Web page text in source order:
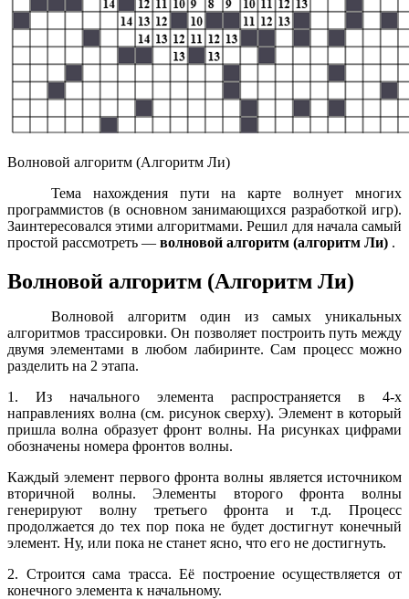
Волновой алгоритм (Алгоритм Ли)
Тема нахождения пути на карте волнует многих
программистов (в основном занимающихся разработкой игр).
Заинтересовался этими алгоритмами. Решил для начала самый
простой рассмотреть — волновой алгоритм (алгоритм Ли) .
Волновой алгоритм (Алгоритм Ли)
Волновой алгоритм один из самых уникальных
алгоритмов трассировки. Он позволяет построить путь между
двумя элементами в любом лабиринте. Сам процесс можно
разделить на 2 этапа.
1. Из начального элемента распространяется в 4-х
направлениях волна (см. рисунок сверху). Элемент в который
пришла волна образует фронт волны. На рисунках цифрами
обозначены номера фронтов волны.
Каждый элемент первого фронта волны является источником
вторичной волны. Элементы второго фронта волны
генерируют волну третьего фронта и т.д. Процесс
продолжается до тех пор пока не будет достигнут конечный
элемент. Ну, или пока не станет ясно, что его не достигнуть.
2. Строится сама трасса. Её построение осуществляется от
конечного элемента к начальному.